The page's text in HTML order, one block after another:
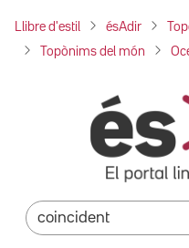
Llibre d'estil ésAdir
Topònims del món